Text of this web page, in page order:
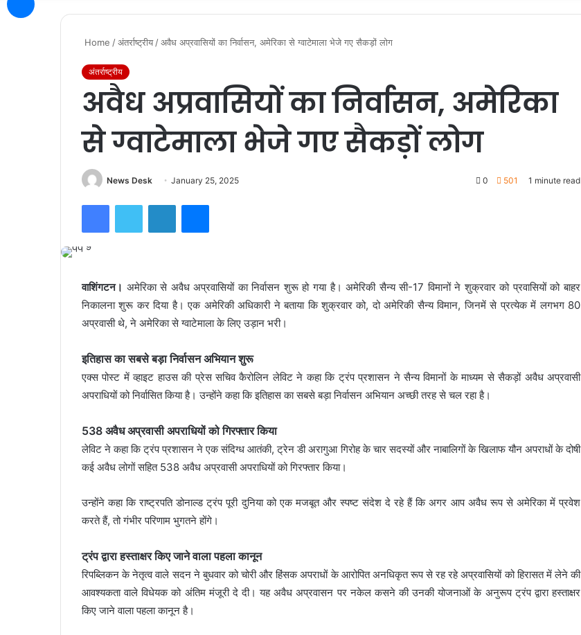
Home /अंतर्राष्ट्रीय /अवैध अप्रवासियों का निर्वासन, अमेरिका से ग्वाटेमाला भेजे गए सैकड़ों लोग
अंतर्राष्ट्रीय
अवैध अप्रवासियों का निर्वासन, अमेरिका
से ग्वाटेमाला भेजे गए सैकड़ों लोग
News Desk January 25, 2025 0 501 1 minute read
वाशिंगटन। अमेरिका से अवैध अप्रवासियों का निर्वासन शुरू हो गया है। अमेरिकी सैन्य सी-17 विमानों ने शुक्रवार को प्रवासियों को बाहर
निकालना शुरू कर दिया है। एक अमेरिकी अधिकारी ने बताया कि शुक्रवार को, दो अमेरिकी सैन्य विमान, जिनमें से प्रत्येक में लगभग 80
अप्रवासी थे, ने अमेरिका से ग्वाटेमाला के लिए उड़ान भरी।
इतिहास का सबसे बड़ा निर्वासन अभियान शुरू
एक्स पोस्ट में व्हाइट हाउस की प्रेस सचिव कैरोलिन लेविट ने कहा कि ट्रंप प्रशासन ने सैन्य विमानों के माध्यम से सैकड़ों अवैध अप्रवासी
अपराधियों को निर्वासित किया है। उन्होंने कहा कि इतिहास का सबसे बड़ा निर्वासन अभियान अच्छी तरह से चल रहा है।
538 अवैध अप्रवासी अपराधियों को गिरफ्तार किया
लेविट ने कहा कि ट्रंप प्रशासन ने एक संदिग्ध आतंकी, ट्रेन डी अरागुआ गिरोह के चार सदस्यों और नाबालिगों के खिलाफ यौन अपराधों के दोषी
कई अवैध लोगों सहित 538 अवैध अप्रवासी अपराधियों को गिरफ्तार किया।
उन्होंने कहा कि राष्ट्रपति डोनाल्ड ट्रंप पूरी दुनिया को एक मजबूत और स्पष्ट संदेश दे रहे हैं कि अगर आप अवैध रूप से अमेरिका में प्रवेश
करते हैं, तो गंभीर परिणाम भुगतने होंगे।
ट्रंप द्वारा हस्ताक्षर किए जाने वाला पहला कानून
रिपब्लिकन के नेतृत्व वाले सदन ने बुधवार को चोरी और हिंसक अपराधों के आरोपित अनधिकृत रूप से रह रहे अप्रवासियों को हिरासत में लेने की
आवश्यकता वाले विधेयक को अंतिम मंजूरी दे दी। यह अवैध अप्रवासन पर नकेल कसने की उनकी योजनाओं के अनुरूप ट्रंप द्वारा हस्ताक्षर
किए जाने वाला पहला कानून है।